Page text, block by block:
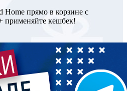
прямо в корзине с
применяйте кешбек!